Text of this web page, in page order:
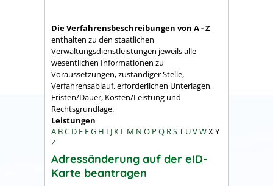
Die Verfahrensbeschreibungen von A - Z
enthalten zu den staatlichen
Verwaltungsdienstleistungen jeweils alle
wesentlichen Informationen zu
Voraussetzungen, zuständiger Stelle,
Verfahrensablauf, erforderlichen Unterlagen,
Fristen/Dauer, Kosten/Leistung und
Rechtsgrundlage.
Leistungen
A BC D E FG H I J K L M N O P Q RST UVWX Y
Z
Adressänderung auf der eID-
Karte beantragen